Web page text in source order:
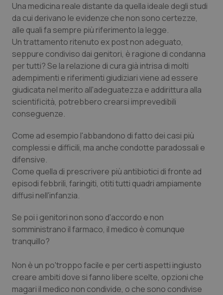
Una medicina reale distante da quella ideale degli studi
da cui derivano le evidenze che non sono certezze,
alle quali fa sempre più riferimento la legge.
Un trattamento ritenuto ex post non adeguato,
seppure condiviso dai genitori, è ragione di condanna
per tutti? Se la relazione di cura già intrisa di molti
adempimenti e riferimenti giudiziari viene ad essere
giudicata nel merito all'adeguatezza e addirittura alla
scientificità, potrebbero crearsi imprevedibili
conseguenze.
Come ad esempio l'abbandono di fatto dei casi più
complessi e difficili, ma anche condotte paradossali e
difensive.
Come quella di prescrivere più antibiotici di fronte ad
episodi febbrili, faringiti, otiti tutti quadri ampiamente
diffusi nell'infanzia.
Se poi i genitori non sono d'accordo e non
somministrano il farmaco, il medico è comunque
tranquillo?
Non è un po'troppo facile e per certi aspetti ingiusto
creare ambiti dove si fanno libere scelte, opzioni che
magari il medico non condivide, o che sono condivise